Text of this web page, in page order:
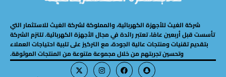
شركة الغيث للأجهزة الكهربائية، والمملوكة لشركة الغيث للاستثمار التي
تأسست قبل أربعين عامًا، تعتبر رائدة في مجال الأجهزة الكهربائية. تلتزم الشركة
بتقديم تقنيات ومنتجات عالية الجودة، مع التركيز على تلبية احتياجات العملاء
وتحسين تجربتهم من خلال مجموعة متنوعة من المنتجات الموثوقة.